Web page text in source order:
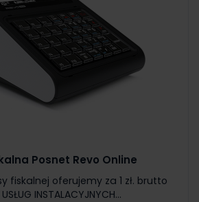
Posnet Revo Online
fiskalnej oferujemy za 1 zł. brutto
USŁUG INSTALACYJNYCH...